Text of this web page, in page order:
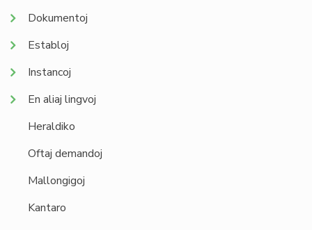
Dokumentoj
Establoj
Instancoj
En aliaj lingvoj
Heraldiko
Oftaj demandoj
Mallongigoj
Kantaro